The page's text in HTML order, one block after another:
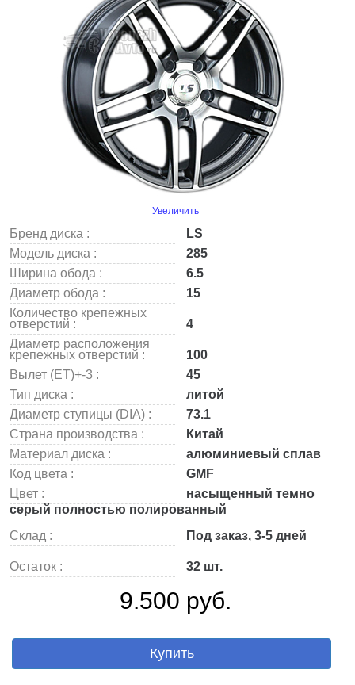
Увеличить
Бренд диска :
LS
Модель диска :
285
Ширина обода :
6.5
Диаметр обода :
15
Количество крепежных
отверстий :
4
Диаметр расположения
крепежных отверстий :
100
Вылет (ET)+-3 :
45
Тип диска :
литой
Диаметр ступицы (DIA) :
73.1
Страна производства :
Китай
Материал диска :
алюминиевый сплав
Код цвета :
GMF
Цвет :
насыщенный темно
серый полностью полированный
Склад :
Под заказ, 3-5 дней
Остаток : 32 шт.
9.500 руб.
Купить